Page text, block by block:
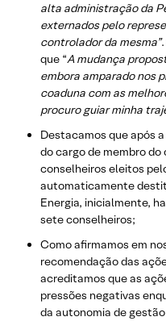
alta administração da
externados pelo
controlador da mesma”
que “A mudança
embora amparado nos
coaduna com as
procuro guiar minha
Destacamos que após
do cargo de membro
conselheiros eleitos
automaticamente
Energia, inicialmente,
sete conselheiros;
Como afirmamos em
recomendação das
acreditamos que as
pressões negativas
da autonomia de